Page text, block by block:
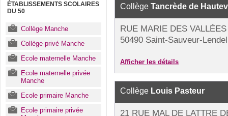
ÉTABLISSEMENTS SCOLAIRES
DU 50
Collège Manche
Collège privé Manche
Ecole maternelle Manche
Ecole maternelle privée
Manche
Ecole primaire Manche
Ecole primaire privée
Collège Tancrède de
RUE MARIE DES
50490 Saint-Sauveur-
Afficher les détails
Collège Louis Pasteur
21 RUE MAL DE LATTRE